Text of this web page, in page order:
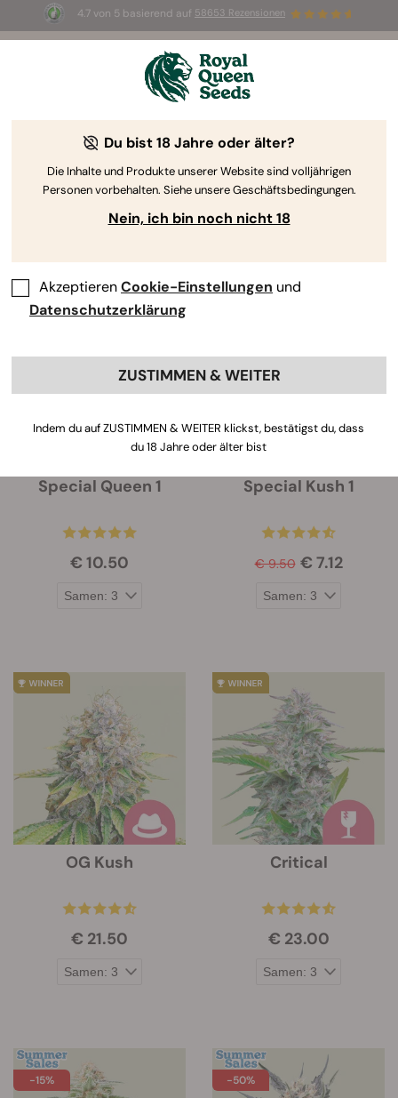
4.7 von 5 basierend auf 58653 Rezensionen
2-für-1—Nur für kurze Zeit
2d 14h 19m 58s
Bestseller-Cannabissamen
Die beliebtesten online erhältlichen Bestseller-
Cannabissamen
Special Queen 1
€ 10.50
Special Kush 1
€ 9.50 € 7.12
OG Kush
€ 21.50
Critical
€ 23.00
-15% -50%
Du bist 18 Jahre oder älter?
Die Inhalte und Produkte unserer Website sind volljährigen
Personen vorbehalten. Siehe unsere Geschäftsbedingungen.
Nein, ich bin noch nicht 18
AkzeptierenCookie-Einstellungen und
Datenschutzerklärung
ZUSTIMMEN & WEITER
Indem du auf ZUSTIMMEN & WEITER klickst, bestätigst du, dass
du 18 Jahre oder älter bist